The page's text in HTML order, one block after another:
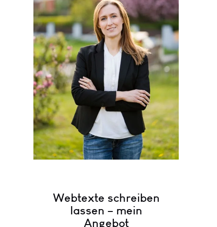
Webtexte schreiben
lassen – mein
Angebot